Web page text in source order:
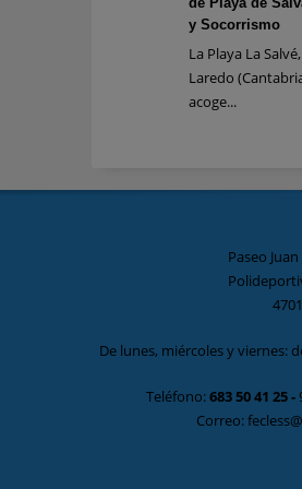
y Socorrismo
La Playa La
Laredo
acoge...
Paseo
De lunes, miércoles y viernes:
Teléfono:683 50 41 25-
Correo: